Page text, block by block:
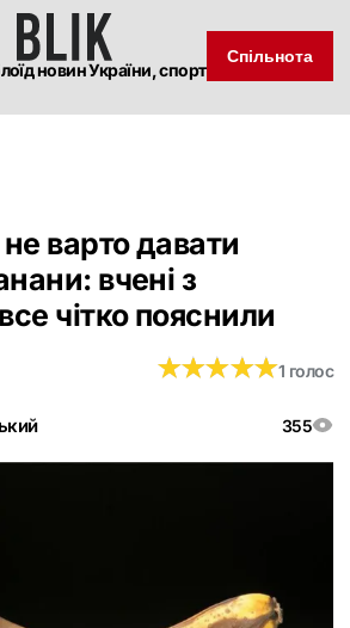
новин України, спорт
Спільнота
варто давати
вчені з
чітко пояснили
355
★★★★★
★★★★★1 голос